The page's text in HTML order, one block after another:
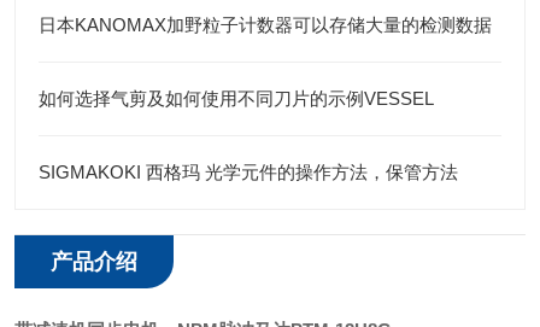
日本KANOMAX加野粒子计数器可以存储大量的检测数据
如何选择气剪及如何使用不同刀片的示例VESSEL
SIGMAKOKI 西格玛 光学元件的操作方法，保管方法
产品介绍